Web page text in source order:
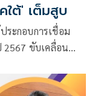
ใต้' เต็มสูบ
ระกอบการเชื่อม
2567 ขับเคลื่อน